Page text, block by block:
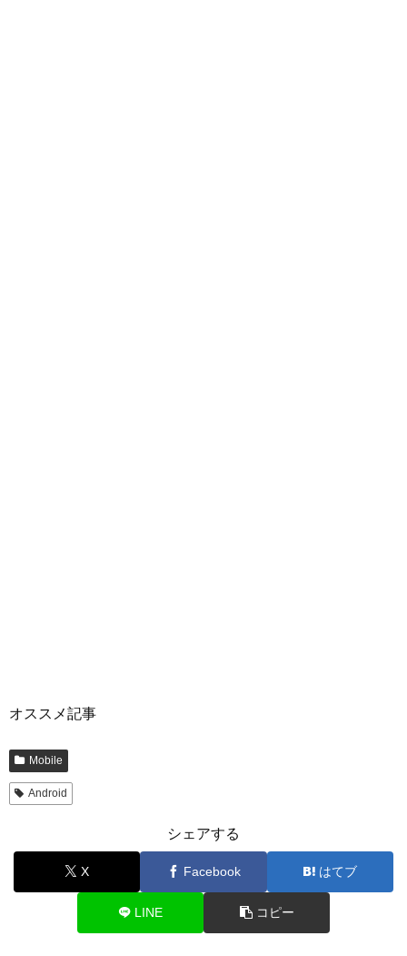
オススメ記事
Mobile
Android
シェアする
X Facebook はてブ
LINE コピー